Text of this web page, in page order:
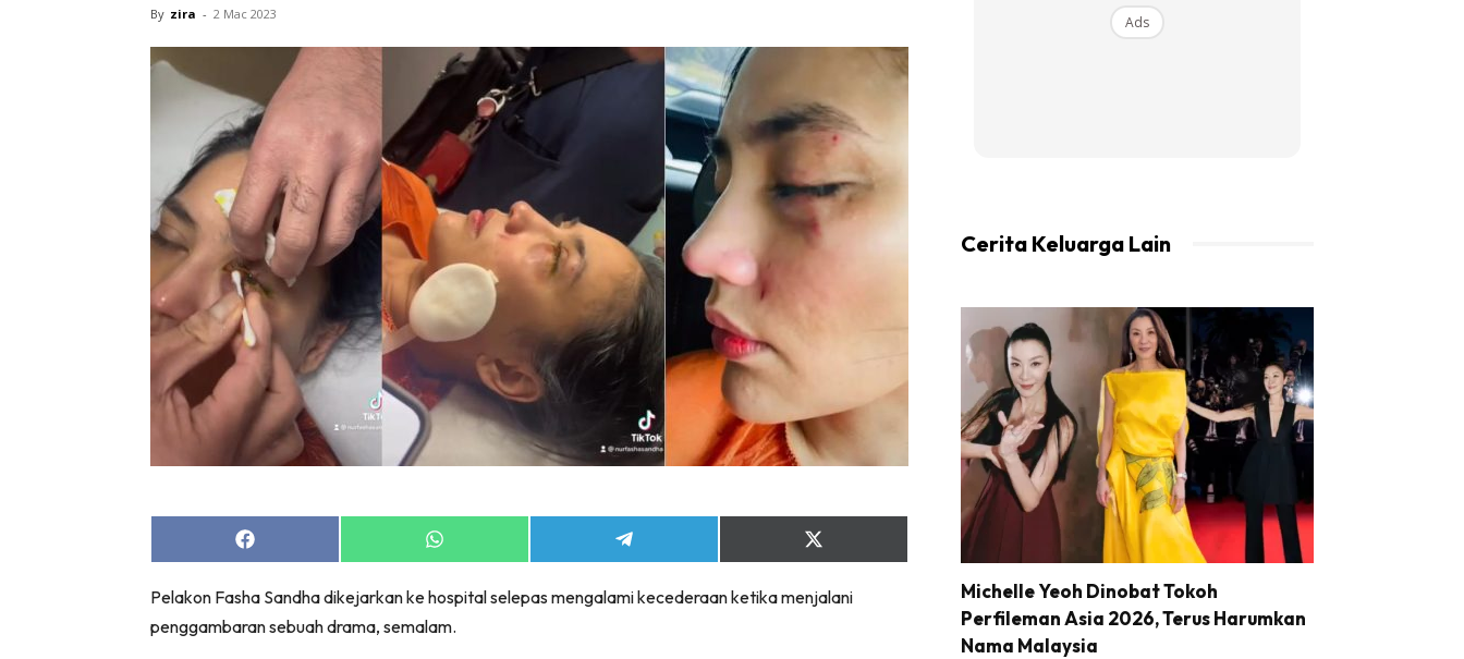
By zira - 2 Mac 2023
Share
on
Share
on
Share
on
Share
on
(Twitter)
Pelakon Fasha Sandha dikejarkan ke hospital selepas mengalami kecederaan ketika menjalani
penggambaran sebuah drama, semalam.
Ads
Cerita Keluarga Lain
Michelle Yeoh Dinobat Tokoh
Perfileman Asia 2026, Terus Harumkan
Nama Malaysia